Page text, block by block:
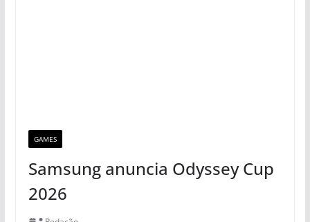
GAMES
Samsung anuncia Odyssey Cup
2026